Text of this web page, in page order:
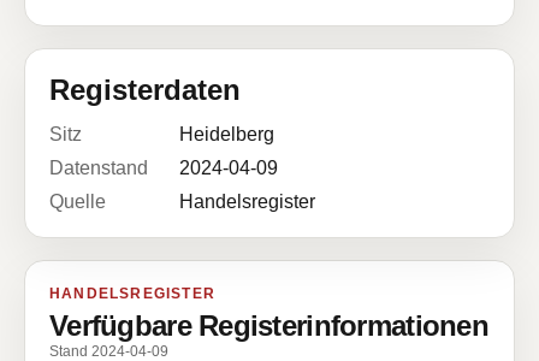
Registerdaten
Sitz
Heidelberg
Datenstand
2024-04-09
Quelle
Handelsregister
HANDELSREGISTER
Verfügbare Registerinformationen
Stand 2024-04-09